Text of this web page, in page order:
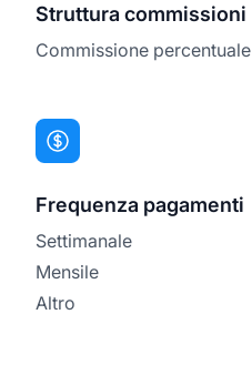
Struttura commissioni
Commissione percentuale
Frequenza pagamenti
Settimanale
Mensile
Altro